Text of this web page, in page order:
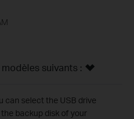
suivants :
can select the USB drive
backup disk of your